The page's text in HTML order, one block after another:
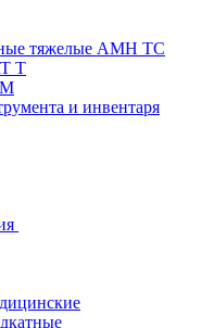
тяжелые AMH TC
T
и инвентаря